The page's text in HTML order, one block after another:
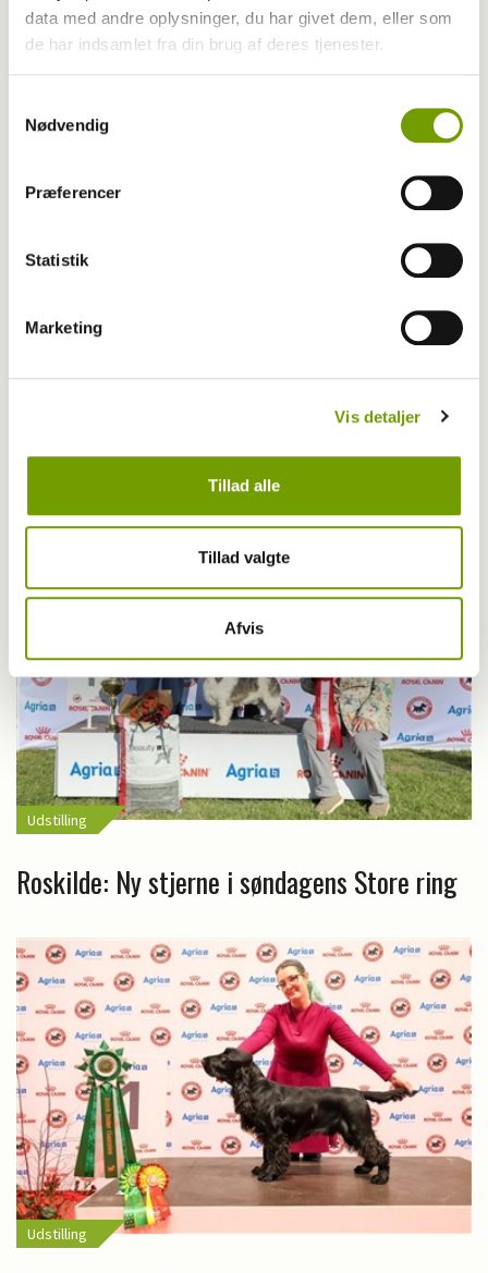
data med andre oplysninger, du har givet dem, eller som
de har indsamlet fra din brug af deres tjenester.
Nødvendig
Præferencer
Statistik
Marketing
Vis detaljer
Tillad alle
Tillad valgte
Afvis
Mathilde Bekker vandt årets første
konkurrence i juniorhandling
Tusindvis af hunde mødes i Fredericia
Udstilling
Roskilde: Ny stjerne i søndagens Store ring
Udstilling